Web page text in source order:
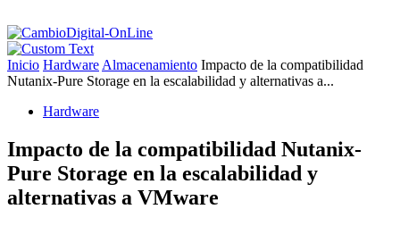
Inicio Hardware Almacenamiento Impacto de la compatibilidad
Nutanix-Pure Storage en la escalabilidad y alternativas a...
Hardware
Impacto de la compatibilidad Nutanix-
Pure Storage en la escalabilidad y
alternativas a VMware